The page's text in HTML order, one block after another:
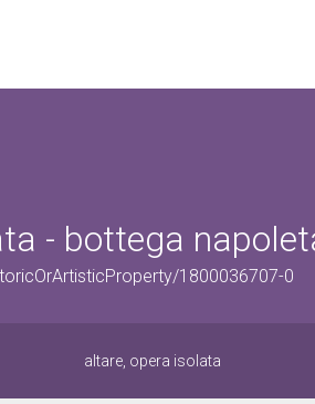
- bottega
1800036707-0
altare, opera isolata